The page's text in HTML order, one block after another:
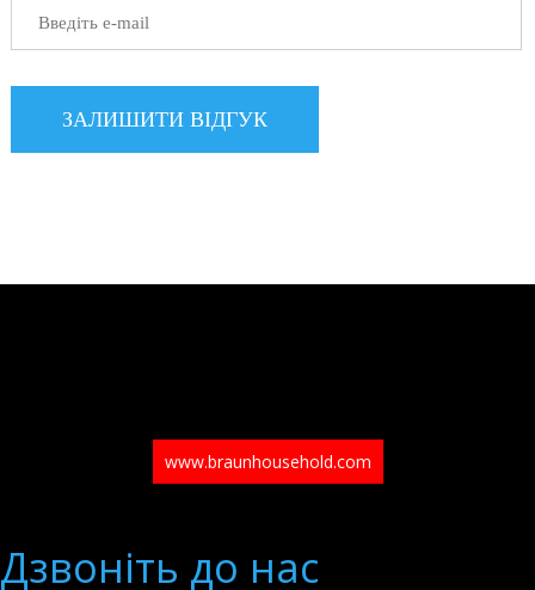
www.braunhousehold.com
Дзвонiть до нас